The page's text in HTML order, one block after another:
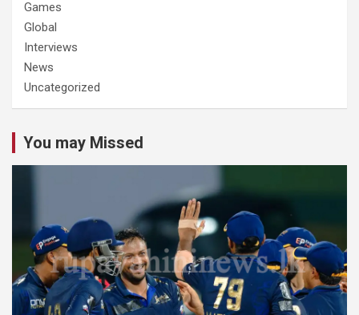
Games
Global
Interviews
News
Uncategorized
You may Missed